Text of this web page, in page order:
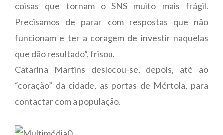
coisas que tornam o SNS muito mais frágil.
Precisamos de parar com respostas que não
funcionam e ter a coragem de investir naquelas
que dão resultado”, frisou.
Catarina Martins deslocou-se, depois, até ao
“coração” da cidade, as portas de Mértola, para
contactar com a população.